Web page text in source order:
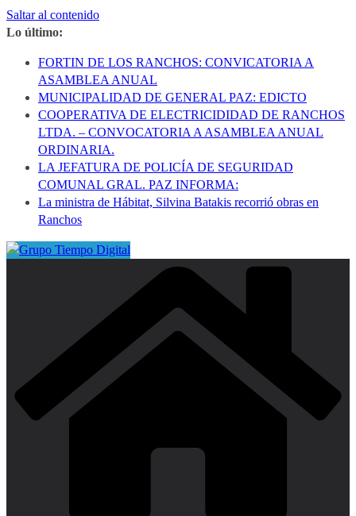
Saltar al contenido
Lo último:
FORTIN DE LOS RANCHOS: CONVICATORIA A
ASAMBLEA ANUAL
MUNICIPALIDAD DE GENERAL PAZ: EDICTO
COOPERATIVA DE ELECTRICIDIDAD DE RANCHOS
LTDA. – CONVOCATORIA A ASAMBLEA ANUAL
ORDINARIA.
LA JEFATURA DE POLICÍA DE SEGURIDAD
COMUNAL GRAL. PAZ INFORMA:
La ministra de Hábitat, Silvina Batakis recorrió obras en
Ranchos